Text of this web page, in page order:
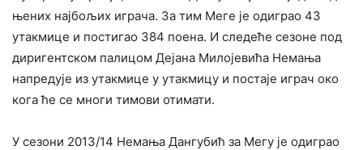
њених најбољих играча. За тим Меге је одиграо 43
утакмице и постигао 384 поена. И следеће сезоне под
диригентском палицом Дејана Милојевића Немања
напредује из утакмице у утакмицу и постаје играч око
кога ће се многи тимови отимати.
У сезони 2013/14 Немања Дангубић за Мегу је одиграо